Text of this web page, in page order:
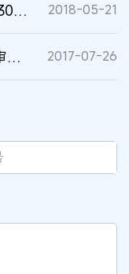
宝华公司专利维权 一审获赔307万元 2018-05-21
优酷诉乐视不正当竞争案一审获赔20万元 2017-07-26